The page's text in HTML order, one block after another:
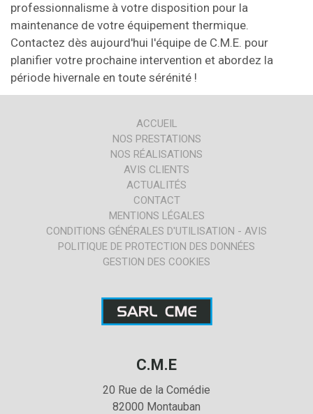
professionnalisme à votre disposition pour la
maintenance de votre équipement thermique.
Contactez dès aujourd'hui l'équipe de C.M.E. pour
planifier votre prochaine intervention et abordez la
période hivernale en toute sérénité !
ACCUEIL
NOS PRESTATIONS
NOS RÉALISATIONS
AVIS CLIENTS
ACTUALITÉS
CONTACT
MENTIONS LÉGALES
CONDITIONS GÉNÉRALES D'UTILISATION - AVIS
POLITIQUE DE PROTECTION DES DONNÉES
GESTION DES COOKIES
C.M.E
20 Rue de la Comédie
82000 Montauban